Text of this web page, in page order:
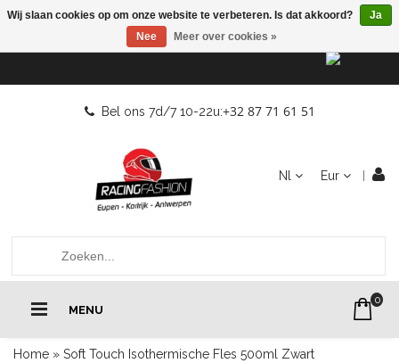
Bel ons 7d/7 10-22u:+32 87 71 61 51
Nl Eur
MENU
0
Home » Soft Touch Isothermische Fles 500ml Zwart
Wij slaan cookies op om onze website te verbeteren. Is dat akkoord?
Ja
Nee
Meer over cookies »